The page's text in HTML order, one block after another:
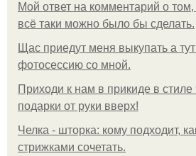
Мой ответ на комментарий о
всё таки можно было бы сделать.
Щас приедут меня выкупать а
фотосессию со мной.
Приходи к нам в прикиде в стиле
подарки от руки вверх!
Челка - шторка: кому подходит,
стрижками сочетать.